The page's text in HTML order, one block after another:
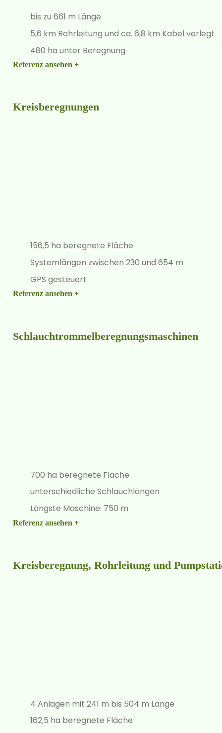
bis zu 661 m Länge
5,6 km Rohrleitung und ca. 6,8 km Kabel verlegt
480 ha unter Beregnung
Referenz ansehen +
Kreisberegnungen
156,5 ha beregnete Fläche
Systemlängen zwischen 230 und 654 m
GPS gesteuert
Referenz ansehen +
Schlauch­trommel­bereg­nungs­maschinen
700 ha beregnete Fläche
unterschiedliche Schlauchlängen
Längste Maschine: 750 m
Referenz ansehen +
Kreisberegnung, Rohrleitung und
4 Anlagen mit 241 m bis 504 m Länge
162,5 ha beregnete Fläche